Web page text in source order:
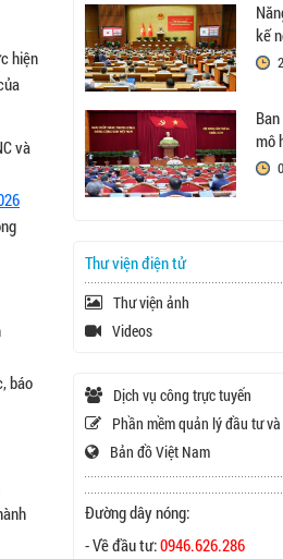
hiện
và
báo
kế
mô
Thư viện điện tử
Thư viện ảnh
Videos
Dịch vụ công trực tuyến
Phần mềm quản lý đầu tư
Bản đồ Việt Nam
Đường dây nóng:
- Về đầu tư:0946.626.286